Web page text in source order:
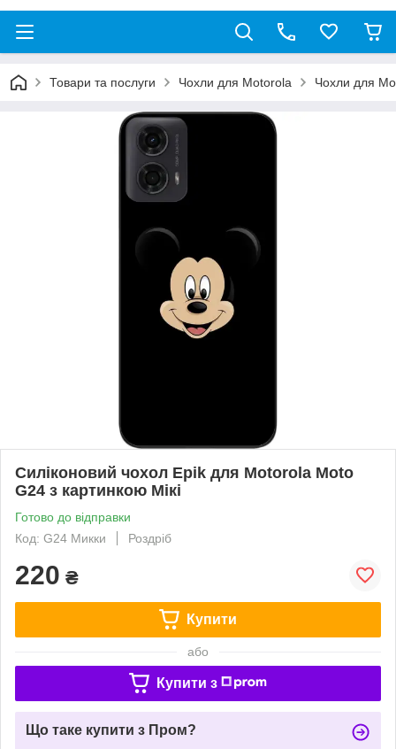
Товари та послуги Чохли для Motorola Чохли для
Силіконовий чохол Epik для Motorola Moto
G24 з картинкою Мікі
Готово до відправки
Код: G24 Микки
Роздріб
220 ₴
Купити
або
Купити з
Що таке купити з Пром?